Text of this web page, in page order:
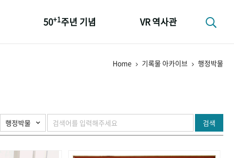
50+1주년 기념
세계와 함께 한 KIHASA
VR 역사관
Home 기록물 아카이브 행정박물
검색